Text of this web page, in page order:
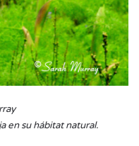
en su hábitat natural.